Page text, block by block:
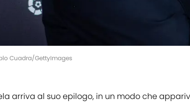
Cuadra/GettyImages
arriva al suo epilogo, in un modo che